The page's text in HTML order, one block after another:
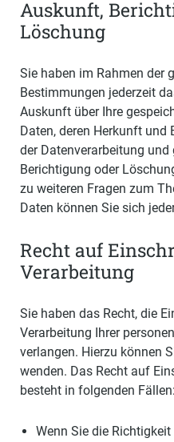
Auskunft,
Löschung
Sie haben im Rahmen der
Bestimmungen jederzeit
Auskunft über Ihre
Daten, deren Herkunft
der Datenverarbeitung
Berichtigung oder
zu weiteren Fragen zum
Daten können Sie sich
Recht auf
Verarbeitung
Sie haben das Recht, die
Verarbeitung Ihrer
verlangen. Hierzu können
wenden. Das Recht auf
besteht in folgenden Fällen:
Wenn Sie die